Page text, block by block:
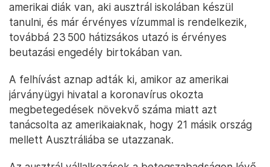
amerikai diák van, aki ausztrál iskolában készül
tanulni, és már érvényes vízummal is rendelkezik,
továbbá 23 500 hátizsákos utazó is érvényes
beutazási engedély birtokában van.
A felhívást aznap adták ki, amikor az amerikai
járványügyi hivatal a koronavírus okozta
megbetegedések növekvő száma miatt azt
tanácsolta az amerikaiaknak, hogy 21 másik ország
mellett Ausztráliába se utazzanak.